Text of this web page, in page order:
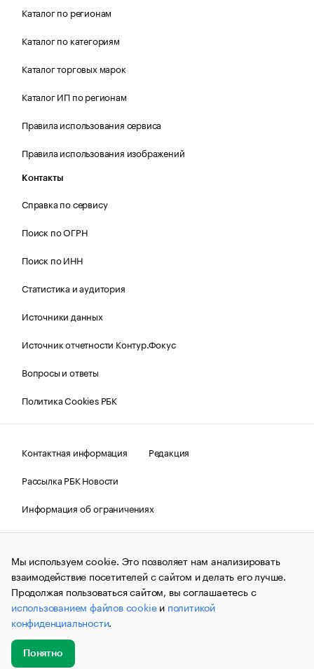
Каталог по регионам
Каталог по категориям
Каталог торговых марок
Каталог ИП по регионам
Правила использования сервиса
Правила использования изображений
Контакты
Справка по сервису
Поиск по ОГРН
Поиск по ИНН
Статистика и аудитория
Источники данных
Источник отчетности Контур.Фокус
Вопросы и ответы
Политика Cookies РБК
Контактная информация
Редакция
Рассылка РБК Новости
Информация об ограничениях
Правовая информация
О соблюдении авторских прав
© АО «РОСБИЗНЕСКОНСАЛТИНГ»,1995–2026.Сообщения
и материалы информационного агентства «РБК»
(зарегистрировано Федеральной службой по надзору в сфере
связи, информационных технологий и массовых
коммуникаций (Роскомнадзор) 09.12.2015 за номером ИА
№ФС77-63848) сопровождаются пометкой «РБК». Отдельные
публикации могут содержать информацию,
не предназначенную для пользователей
до 18 лет.
Мы используем cookie. Это позволяет нам анализировать
взаимодействие посетителей с сайтом и делать его лучше.
Продолжая пользоваться сайтом, вы соглашаетесь с
использованием файлов cookieи политикой
конфиденциальности.
Понятно